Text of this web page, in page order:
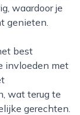
waardoor je
genieten.
invloeden met
wat terug te
gerechten.